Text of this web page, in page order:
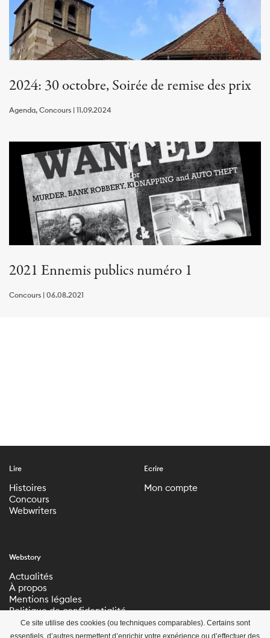
2024: 30 octobre, Soirée de remise des prix
Agenda, Concours | 11.09.2024
2021 Ennemis publics numéro 1
Concours | 06.08.2021
Lire
Histoires
Concours
Webwriters
Ecrire
Mon compte
Webstory
Actualités
À propos
Mentions légales
Politique de confidentialité
Paramètres de
confidentialité
Ce site utilise des cookies (ou techniques comparables). Certains sont
essentiels, d’autres permettent d’enrichir votre expérience ou d’effectuer des